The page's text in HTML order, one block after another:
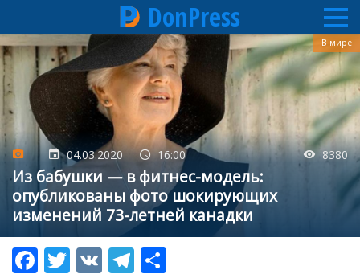
Перейти
к
основному
содержанию
DonPress
04.03.2020 16:00 8380
Из бабушки — в фитнес-модель:
опубликованы фото шокирующих
изменений 73-летней канадки
В мире